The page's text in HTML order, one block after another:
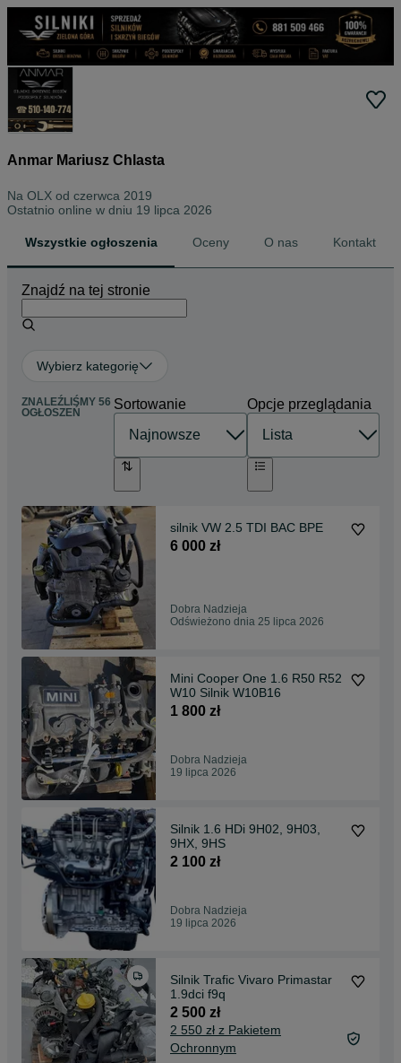
Anmar Mariusz Chlasta
Na OLX od czerwca 2019
Ostatnio online w dniu 19 lipca 2026
Wszystkie ogłoszenia Oceny O nas Kontakt
Znajdź na tej stronie
Wybierz kategorię
ZNALEŹLIŚMY 56
OGŁOSZEŃ
Sortowanie Opcje przeglądania
silnik VW 2.5 TDI BAC BPE
6 000 zł
Dobra Nadzieja
Odświeżono dnia 25 lipca 2026
Mini Cooper One 1.6 R50 R52
W10 Silnik W10B16
1 800 zł
Dobra Nadzieja
19 lipca 2026
Silnik 1.6 HDi 9H02, 9H03,
9HX, 9HS
2 100 zł
Dobra Nadzieja
19 lipca 2026
Silnik Trafic Vivaro Primastar
1.9dci f9q
2 500 zł
2 550 zł z Pakietem
Ochronnym